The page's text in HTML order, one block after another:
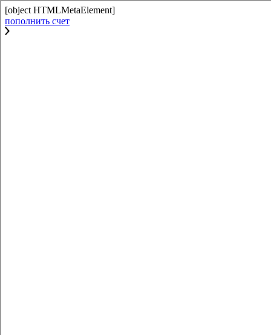
[object HTMLMetaElement]
пополнить счет